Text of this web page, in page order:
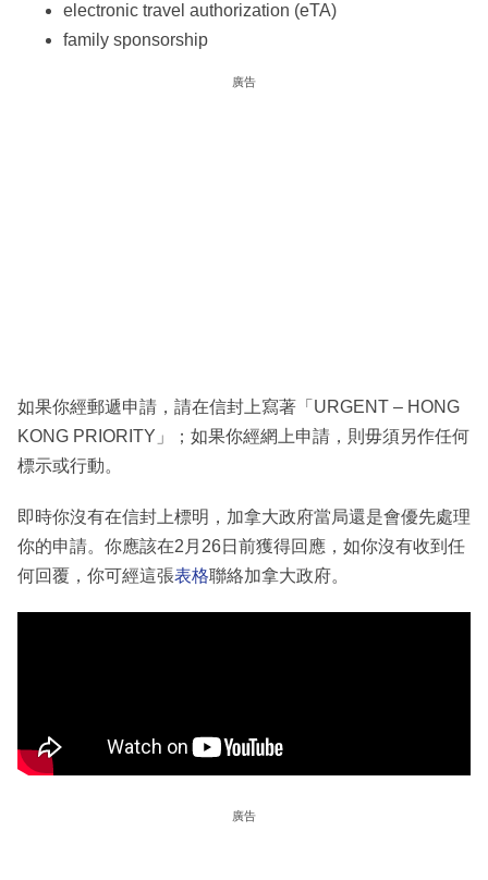
electronic travel authorization (eTA)
family sponsorship
廣告
如果你經郵遞申請，請在信封上寫著「URGENT – HONG
KONG PRIORITY」；如果你經網上申請，則毋須另作任何
標示或行動。
即時你沒有在信封上標明，加拿大政府當局還是會優先處理
你的申請。你應該在2月26日前獲得回應，如你沒有收到任
何回覆，你可經這張表格聯絡加拿大政府。
廣告